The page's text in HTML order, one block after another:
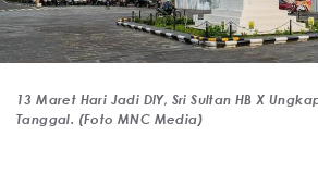
13 Maret Hari Jadi DIY, Sri Sultan HB X
Tanggal. (Foto MNC Media)